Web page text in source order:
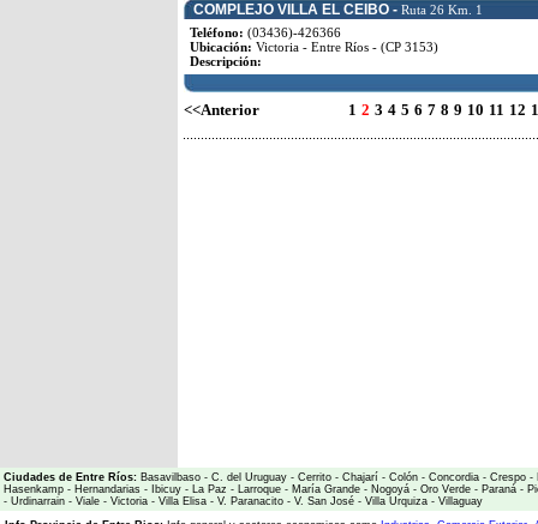
COMPLEJO VILLA EL CEIBO - Ruta 26 Km. 1
Teléfono: (03436)-426366
Ubicación: Victoria - Entre Ríos - (CP 3153)
Descripción:
<<Anterior 1 2 3 4 5 6 7 8 9 10 11 12
Ciudades de Entre Ríos: Basavilbaso - C. del Uruguay - Cerrito - Chajarí - Colón - Concordia - Crespo -
Hasenkamp - Hernandarias - Ibicuy - La Paz - Larroque - María Grande - Nogoyá - Oro Verde - Paraná -
- Urdinarrain - Viale - Victoria - Villa Elisa - V. Paranacito - V. San José - Villa Urquiza - Villaguay